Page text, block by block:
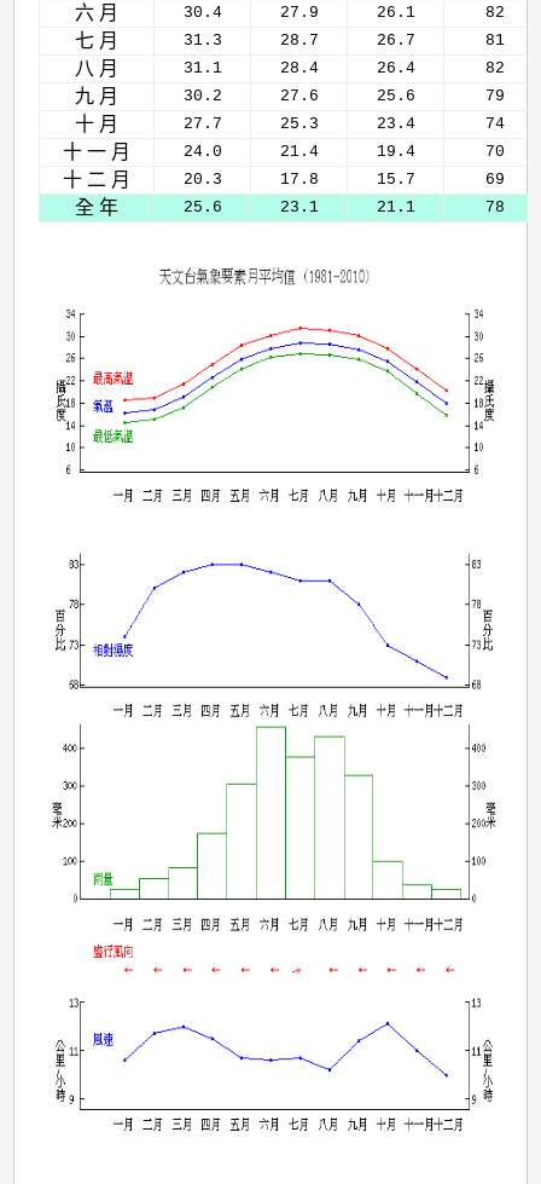
六 月 30.4 27.9 26.1 82
七 月 31.3 28.7 26.7 81
八 月 31.1 28.4 26.4 82
九 月 30.2 27.6 25.6 79
十 月 27.7 25.3 23.4 74
十 一 月 24.0 21.4 19.4 70
十 二 月 20.3 17.8 15.7 69
全 年 25.6 23.1 21.1 78